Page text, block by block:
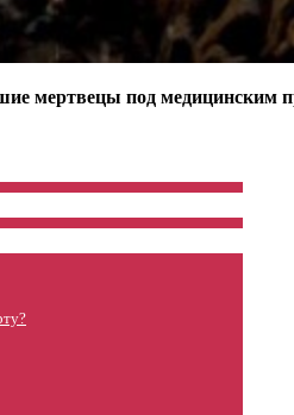
мертвецы под медицинским